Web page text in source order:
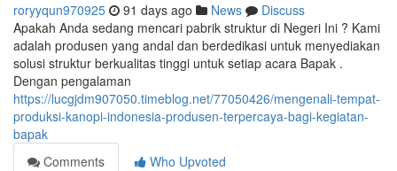
roryyqun970925 91 days ago News
Discuss
Apakah Anda sedang mencari pabrik struktur di Negeri Ini ? Kami
adalah produsen yang andal dan berdedikasi untuk menyediakan
solusi struktur berkualitas tinggi untuk setiap acara Bapak .
Dengan pengalaman
https://lucgjdm907050.timeblog.net/77050426/mengenali-tempat-
produksi-kanopi-indonesia-produsen-terpercaya-bagi-kegiatan-
bapak
Comments
Who Upvoted